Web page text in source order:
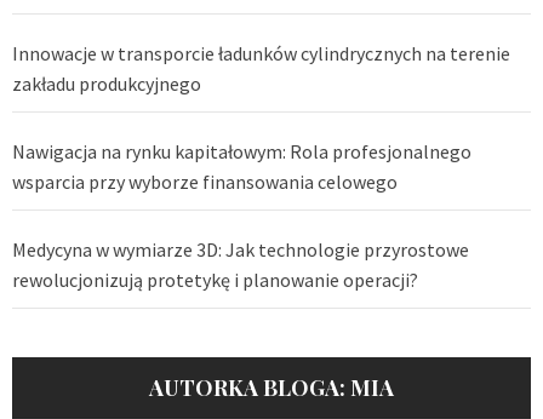
Innowacje w transporcie ładunków cylindrycznych na terenie
zakładu produkcyjnego
Nawigacja na rynku kapitałowym: Rola profesjonalnego
wsparcia przy wyborze finansowania celowego
Medycyna w wymiarze 3D: Jak technologie przyrostowe
rewolucjonizują protetykę i planowanie operacji?
AUTORKA BLOGA: MIA